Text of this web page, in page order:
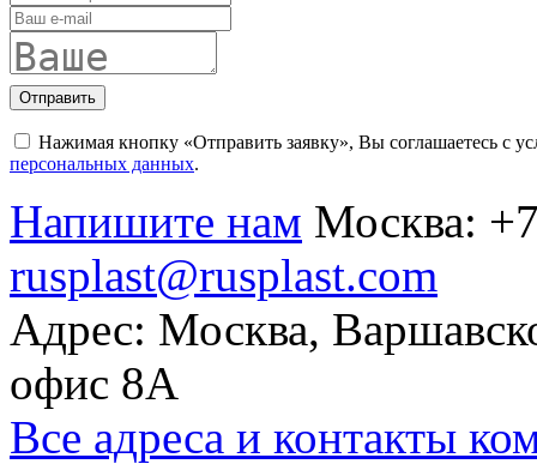
Отправить
Нажимая кнопку «Отправить заявку», Вы соглашаетесь с
персональных данных.
Напишите нам Москва:
rusplast@rusplast.com
Адрес: Москва,
офис 8А
Все адреса и контакты